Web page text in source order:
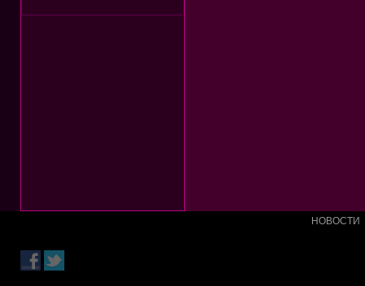
НОВОСТИ